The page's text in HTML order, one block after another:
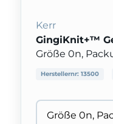
Kerr
GingiKnit+™
Größe 0n,
Herstellernr: 13500